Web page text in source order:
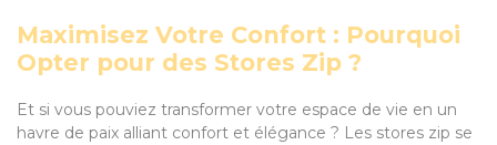
Maximisez Votre Confort : Pourquoi
Opter pour des Stores Zip ?
Et si vous pouviez transformer votre espace de vie en un
havre de paix alliant confort et élégance ? Les stores zip se